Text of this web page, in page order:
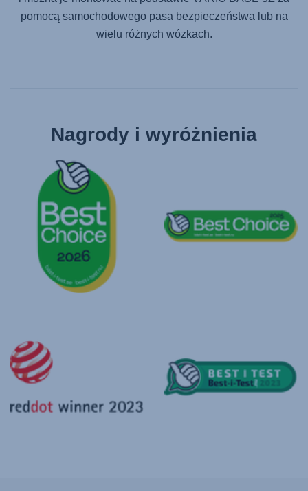
pomocą samochodowego pasa bezpieczeństwa lub na
wielu różnych wózkach.
Nagrody i wyróżnienia